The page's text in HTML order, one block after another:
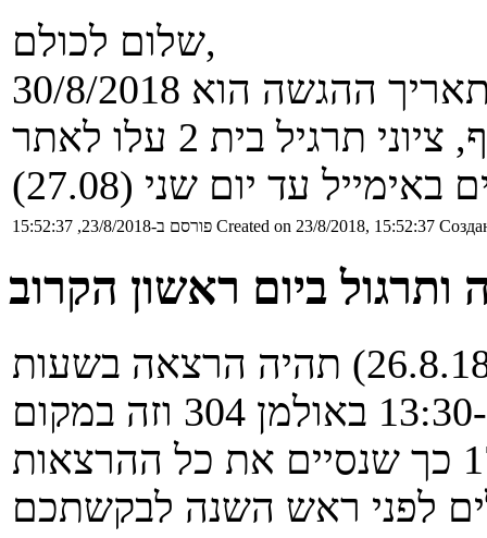
שלום לכולם,
פורסם ב-23/8/2018, 15:52:37 Created on 23/8/2018, 15:52:37
ביום ראשון הקרוב
שימו לב, ביום ראשון הקרוב (26.8.18) תהיה הרצאה בשעות
11:00-13:00 ותרגול בשעות 13:30-15:30 באולמן 304 וזה במקום
ההרצאה והתרגול בתאריך 17.9.18 כך שנסיים את כל ההרצאות